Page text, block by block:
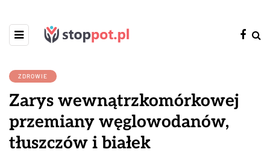
ZDROWIE
Zarys wewnątrzkomórkowej
przemiany węglowodanów,
tłuszczów i białek